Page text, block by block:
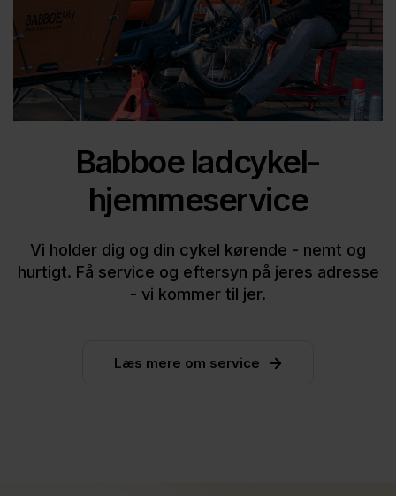
Ringeklokke
Reflekser
Smart Quick Release
Babboe Plug-in-skinner
Håndtag i sadlen
Almindeligt cykelstyr for optimal kontrol
Babboe ladcykel-
hjemmeservice
Vi holder dig og din cykel kørende - nemt og
hurtigt. Få service og eftersyn på jeres adresse
- vi kommer til jer.
Læs mere om service